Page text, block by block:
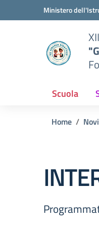
Vai ai contenuti
Vai al menu di navigazione
Ministero
Scuola
Home